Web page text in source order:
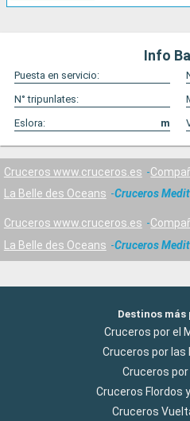
Info
Puesta en servicio:
N° tripunlates:
Eslora:
m
Cruceros www.cruceros.es
La Belle des Oceans
Cruceros
Cruceros www.cruceros.es
La Belle des Oceans
Cruceros
Destinos más
Cruceros por el
Cruceros por las
Cruceros por
Cruceros Flordos
Cruceros